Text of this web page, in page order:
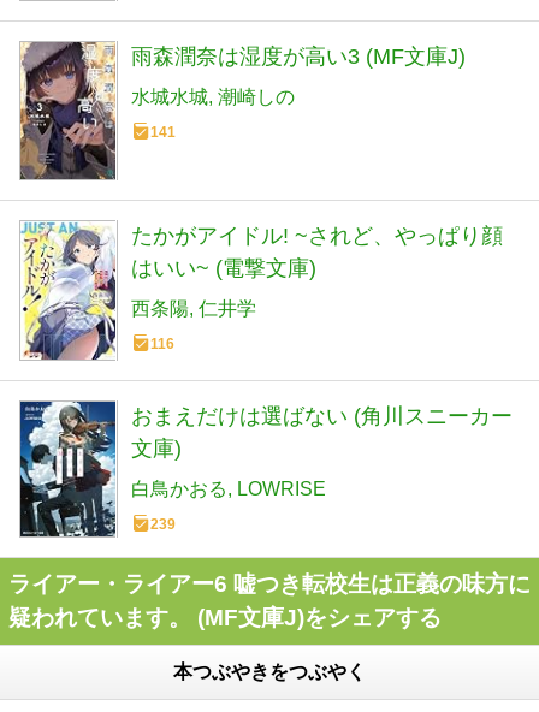
雨森潤奈は湿度が高い3 (MF文庫J)
水城水城 潮崎しの
141
たかがアイドル! ~されど、やっぱり顔
はいい~ (電撃文庫)
西条陽 仁井学
116
おまえだけは選ばない (角川スニーカー
文庫)
白鳥かおる LOWRISE
239
ライアー・ライアー6 嘘つき転校生は正義の味方に
疑われています。 (MF文庫J)をシェアする
本つぶやきをつぶやく